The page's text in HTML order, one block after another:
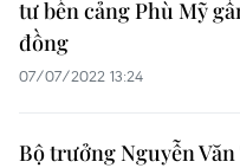
tư bến cảng Phù Mỹ
đồng
07/07/2022 13:24
Bộ trưởng Nguyễn